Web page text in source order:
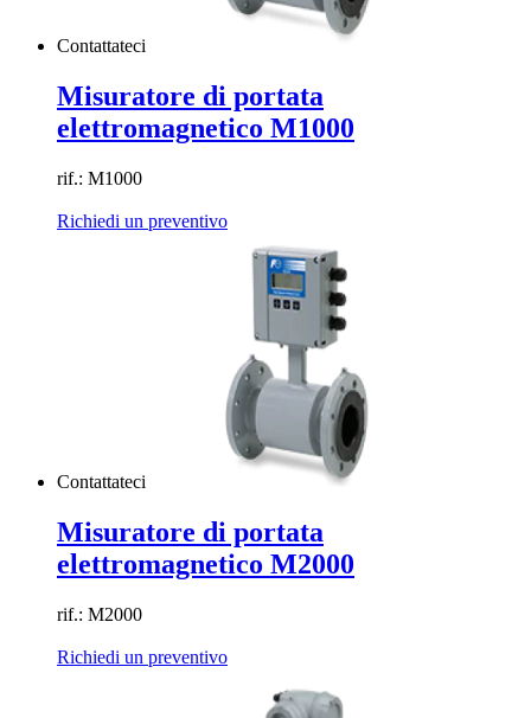
Contattateci
Misuratore di portata
elettromagnetico M1000
rif.: M1000
Richiedi un preventivo
Contattateci
Misuratore di portata
elettromagnetico M2000
rif.: M2000
Richiedi un preventivo